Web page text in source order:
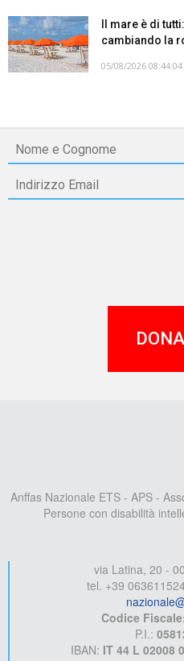
Il mare è di
cambiando la
05/08/2026 08:44:04
Anffas Nazionale ETS - APS -
Persone con disabilità
via Latina, 20 -
tel. +39
Codice
P.I.:
IBAN: IT 44 L 02008